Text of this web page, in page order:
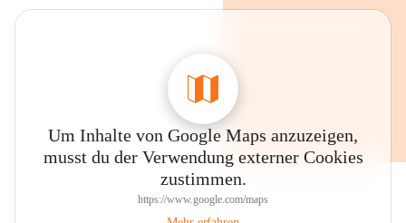
Um Inhalte von Google Maps anzuzeigen,
musst du der Verwendung externer Cookies
zustimmen.
https://www.google.com/maps